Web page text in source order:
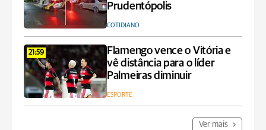
Prudentópolis
COTIDIANO
21:59
Flamengo vence o Vitória e
vê distância para o líder
Palmeiras diminuir
ESPORTE
Ver mais